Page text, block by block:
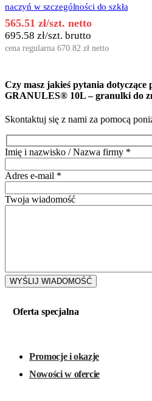
naczyń w szczególności do szkła
565.51 zł/szt. netto
695.58 zł/szt. brutto
cena regularna 670.82 zł netto
Czy masz jakieś pytania dotyczące
GRANULES® 10L – granulki do
Skontaktuj się z nami za pomocą
Imię i nazwisko / Nazwa firmy *
Adres e-mail *
Twoja wiadomość
Oferta specjalna
Promocje i okazje
Nowości w ofercie